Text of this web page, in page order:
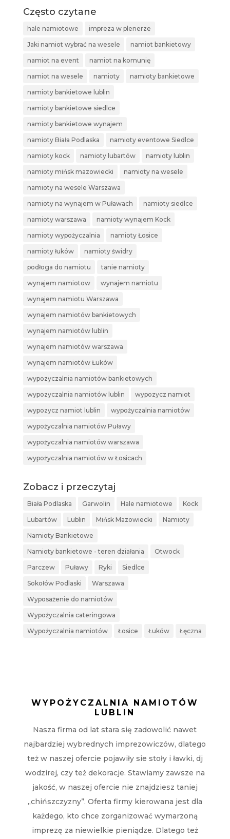
Często czytane
hale namiotowe impreza w plenerze
Jaki namiot wybrać na wesele namiot bankietowy
namiot na event namiot na komunię
namiot na wesele namioty namioty bankietowe
namioty bankietowe lublin
namioty bankietowe siedlce
namioty bankietowe wynajem
namioty Biała Podlaska namioty eventowe Siedlce
namioty kock namioty lubartów namioty lublin
namioty mińsk mazowiecki namioty na wesele
namioty na wesele Warszawa
namioty na wynajem w Puławach namioty siedlce
namioty warszawa namioty wynajem Kock
namioty wypożyczalnia namioty Łosice
namioty łuków namioty świdry
podłoga do namiotu tanie namioty
wynajem namiotow wynajem namiotu
wynajem namiotu Warszawa
wynajem namiotów bankietowych
wynajem namiotów lublin
wynajem namiotów warszawa
wynajem namiotów Łuków
wypozyczalnia namiotów bankietowych
wypozyczalnia namiotów lublin wypozycz namiot
wypozycz namiot lublin wypożyczalnia namiotów
wypożyczalnia namiotów Puławy
wypożyczalnia namiotów warszawa
wypożyczalnia namiotów w Łosicach
Zobacz i przeczytaj
Biała Podlaska Garwolin Hale namiotowe Kock
Lubartów Lublin Mińsk Mazowiecki Namioty
Namioty Bankietowe
Namioty bankietowe - teren działania Otwock
Parczew Puławy Ryki Siedlce
Sokołów Podlaski Warszawa
Wyposażenie do namiotów
Wypożyczalnia cateringowa
Wypożyczalnia namiotów Łosice Łuków Łęczna
WYPOŻYCZALNIA NAMIOTÓW
LUBLIN
Nasza firma od lat stara się zadowolić nawet
najbardziej wybrednych imprezowiczów, dlatego
też w naszej ofercie pojawiły sie stoły i ławki, dj
wodzirej, czy też dekoracje. Stawiamy zawsze na
jakość, w naszej ofercie nie znajdziesz taniej
„chińszczyzny”. Oferta firmy kierowana jest dla
każdego, kto chce zorganizować wymarzoną
imprezę za niewielkie pieniądze. Dlatego też